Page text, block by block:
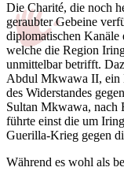
Die Charité, die noch
geraubter Gebeine
diplomatischen Kanäle
welche die Region
unmittelbar betrifft.
Abdul Mkwawa II, ein
des Widerstandes
Sultan Mkwawa, nach
führte einst die um
Guerilla-Krieg gegen
Während es wohl als